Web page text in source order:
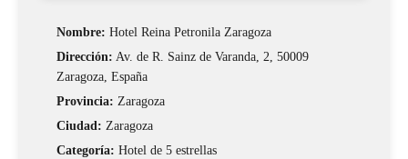
Nombre: Hotel Reina Petronila Zaragoza
Dirección: Av. de R. Sainz de Varanda, 2, 50009
Zaragoza, España
Provincia: Zaragoza
Ciudad: Zaragoza
Categoría: Hotel de 5 estrellas